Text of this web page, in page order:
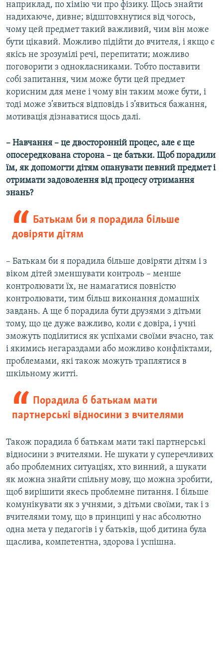
наприклад, по хімію чи про фізику. Щось знайти
надихаюче, дивне; відштовхнутися від чогось,
чому цей предмет такий важливий, чим він може
бути цікавий. Можливо підійти до вчителя, і якщо є
якісь не зрозумілі речі, перепитати; можливо
поговорити з однокласниками. Тобто поставити
собі запитання, чим може бути цей предмет
корисним для мене і чому він таким може бути, і
тоді може з’явиться відповідь і з’явиться бажання,
мотивація дізнаватися щось далі.
– Навчання – це двосторонній процес, але є ще
опосередкована сторона – це батьки. Щоб порадили
їм, як допомогти дітям опанувати певний предмет і
отримати задоволення від процесу отримання
знань?
Батькам би я порадила більше
довіряти дітям
– Батькам би я порадила більше довіряти дітям і з
віком дітей зменшувати контроль – менше
контролювати їх, не намагатися повністю
контролювати, тим більш виконання домашніх
завдань. А ще б порадила бути друзями з дітьми
тому, що це дуже важливо, коли є довіра, і учні
зможуть поділитися як успіхами своїми вчасно, так
і якимись негараздами або можливо конфліктами,
проблемами, які також можуть траплятися в
шкільному житті.
Порадила б батькам мати
партнерські відносини з вчителями
Також порадила б батькам мати такі партнерські
відносини з вчителями. Не шукати у суперечливих
або проблемних ситуаціях, хто винний, а шукати
як можна знайти спільну мову, що можна зробити,
щоб вирішити якесь проблемне питання. І більше
комунікувати як з учнями, з дітьми своїми, так і з
вчителями тому, що в принципі у нас абсолютно
одна мета у педагогів і у батьків, щоб дитина була
щаслива, компетентна, здорова і успішна.